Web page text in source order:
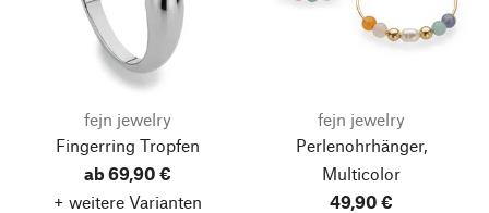
fejn jewelry
Fingerring Tropfen
ab 69,90 €
+ weitere Varianten
fejn jewelry
Perlenohrhänger,
Multicolor
49,90 €